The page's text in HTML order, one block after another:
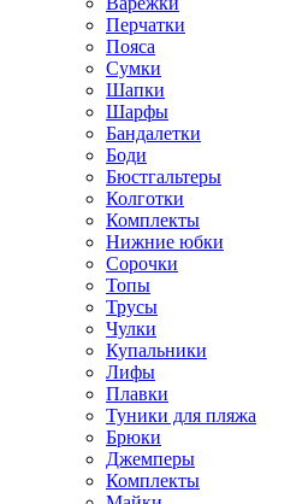
Перчатки
Пояса
Сумки
Шапки
Шарфы
Бандалетки
Боди
Бюстгальтеры
Колготки
Комплекты
Нижние юбки
Сорочки
Топы
Трусы
Чулки
Купальники
Лифы
Плавки
Туники для пляжа
Брюки
Джемперы
Комплекты